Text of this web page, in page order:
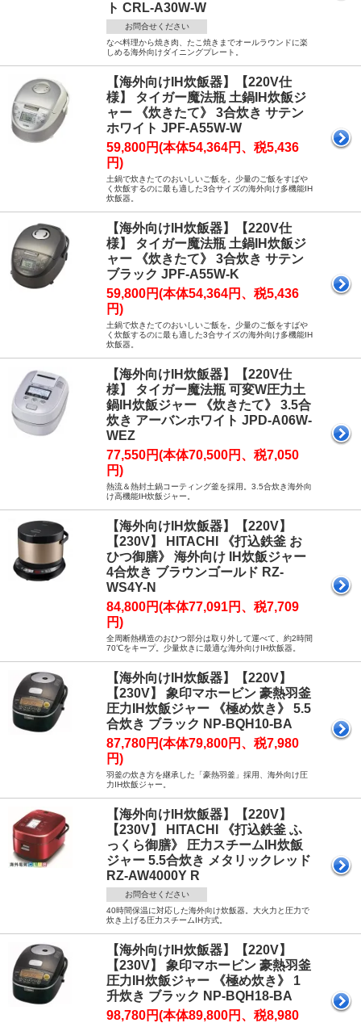
ト CRL-A30W-W
お問合せください
なべ料理から焼き肉、たこ焼きまでオールラウンドに楽
しめる海外向けダイニングプレート。
【海外向けIH炊飯器】【220V仕
様】 タイガー魔法瓶 土鍋IH炊飯ジ
ャー 《炊きたて》 3合炊き サテン
ホワイト JPF-A55W-W
59,800円(本体54,364円、税5,436
円)
土鍋で炊きたてのおいしいご飯を。少量のご飯をすばや
く炊飯するのに最も適した3合サイズの海外向け多機能IH
炊飯器。
【海外向けIH炊飯器】【220V仕
様】 タイガー魔法瓶 土鍋IH炊飯ジ
ャー 《炊きたて》 3合炊き サテン
ブラック JPF-A55W-K
59,800円(本体54,364円、税5,436
円)
土鍋で炊きたてのおいしいご飯を。少量のご飯をすばや
く炊飯するのに最も適した3合サイズの海外向け多機能IH
炊飯器。
【海外向けIH炊飯器】【220V仕
様】 タイガー魔法瓶 可変W圧力土
鍋IH炊飯ジャー 《炊きたて》 3.5合
炊き アーバンホワイト JPD-A06W-
WEZ
77,550円(本体70,500円、税7,050
円)
熱流＆熱封土鍋コーティング釜を採用。3.5合炊き海外向
け高機能IH炊飯ジャー。
【海外向けIH炊飯器】【220V】
【230V】 HITACHI 《打込鉄釜 お
ひつ御膳》 海外向け IH炊飯ジャー
4合炊き ブラウンゴールド RZ-
WS4Y-N
84,800円(本体77,091円、税7,709
円)
全周断熱構造のおひつ部分は取り外して運べて、約2時間
70℃をキープ。少量炊きに最適な海外向けIH炊飯器。
【海外向けIH炊飯器】【220V】
【230V】 象印マホービン 豪熱羽釜
圧力IH炊飯ジャー 《極め炊き》 5.5
合炊き ブラック NP-BQH10-BA
87,780円(本体79,800円、税7,980
円)
羽釜の炊き方を継承した「豪熱羽釜」採用、海外向け圧
力IH炊飯ジャー。
【海外向けIH炊飯器】【220V】
【230V】 HITACHI 《打込鉄釜 ふ
っくら御膳》 圧力スチームIH炊飯
ジャー 5.5合炊き メタリックレッド
RZ-AW4000Y R
お問合せください
40時間保温に対応した海外向け炊飯器。大火力と圧力で
炊き上げる圧力スチームIH方式。
【海外向けIH炊飯器】【220V】
【230V】 象印マホービン 豪熱羽釜
圧力IH炊飯ジャー 《極め炊き》 1
升炊き ブラック NP-BQH18-BA
98,780円(本体89,800円、税8,980